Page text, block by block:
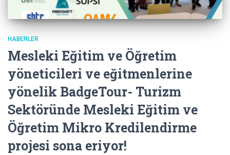
HABERLER
Mesleki Eğitim ve Öğretim
yöneticileri ve eğitmenlerine
yönelik BadgeTour- Turizm
Sektöründe Mesleki Eğitim ve
Öğretim Mikro Kredilendirme
projesi sona eriyor!